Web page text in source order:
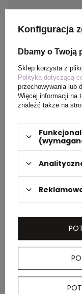
Materiał
Kraj
pochodzenia
Certyfikat
PAKOWANIE
zewnętrznego
kartonie
wewnętrznym
Konfiguracja
Dbamy o Twoją
Sklep korzysta z
Polityką dotyczącą
przechowywania lub
Więcej informacji na
znaleźć także na